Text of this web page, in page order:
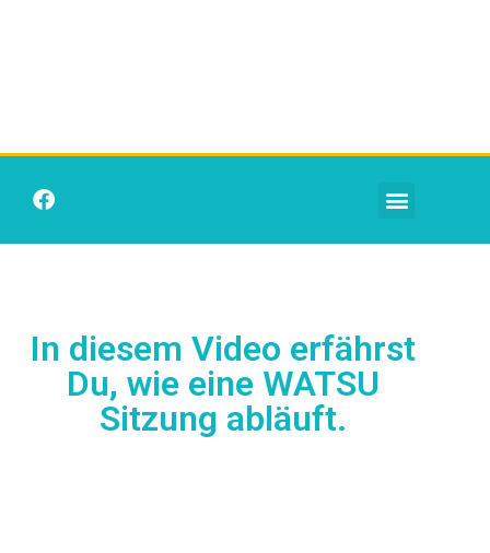
In diesem Video erfährst
Du, wie eine WATSU
Sitzung abläuft.